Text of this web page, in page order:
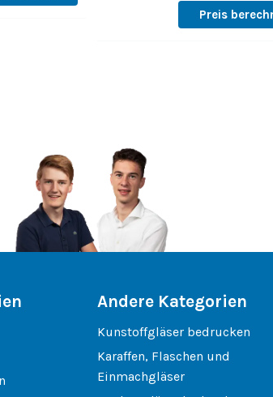
Preis
Andere Kategorien
Kunstoffgläser bedrucken
Karaffen, Flaschen und
Einmachgläser